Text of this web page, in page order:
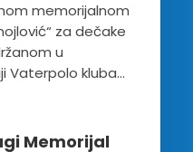
memorijalnom
za dečake
u
Vaterpolo kluba...
Memorijal